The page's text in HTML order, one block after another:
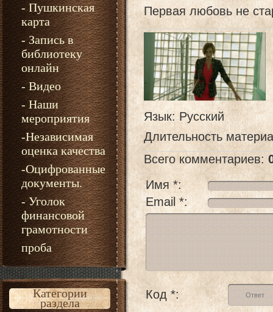
- Пушкинская
карта
- Запись в
библиотеку
онлайн
- Видео
- Наши
мероприятия
-Независимая
оценка качества
-Оцифрованные
документы.
- Уголок
финансовой
грамотности
проба
Категории
раздела
Первая любовь не
Язык: Русский
Длительность
Всего комментариев:
Имя *:
Email *:
Код *: